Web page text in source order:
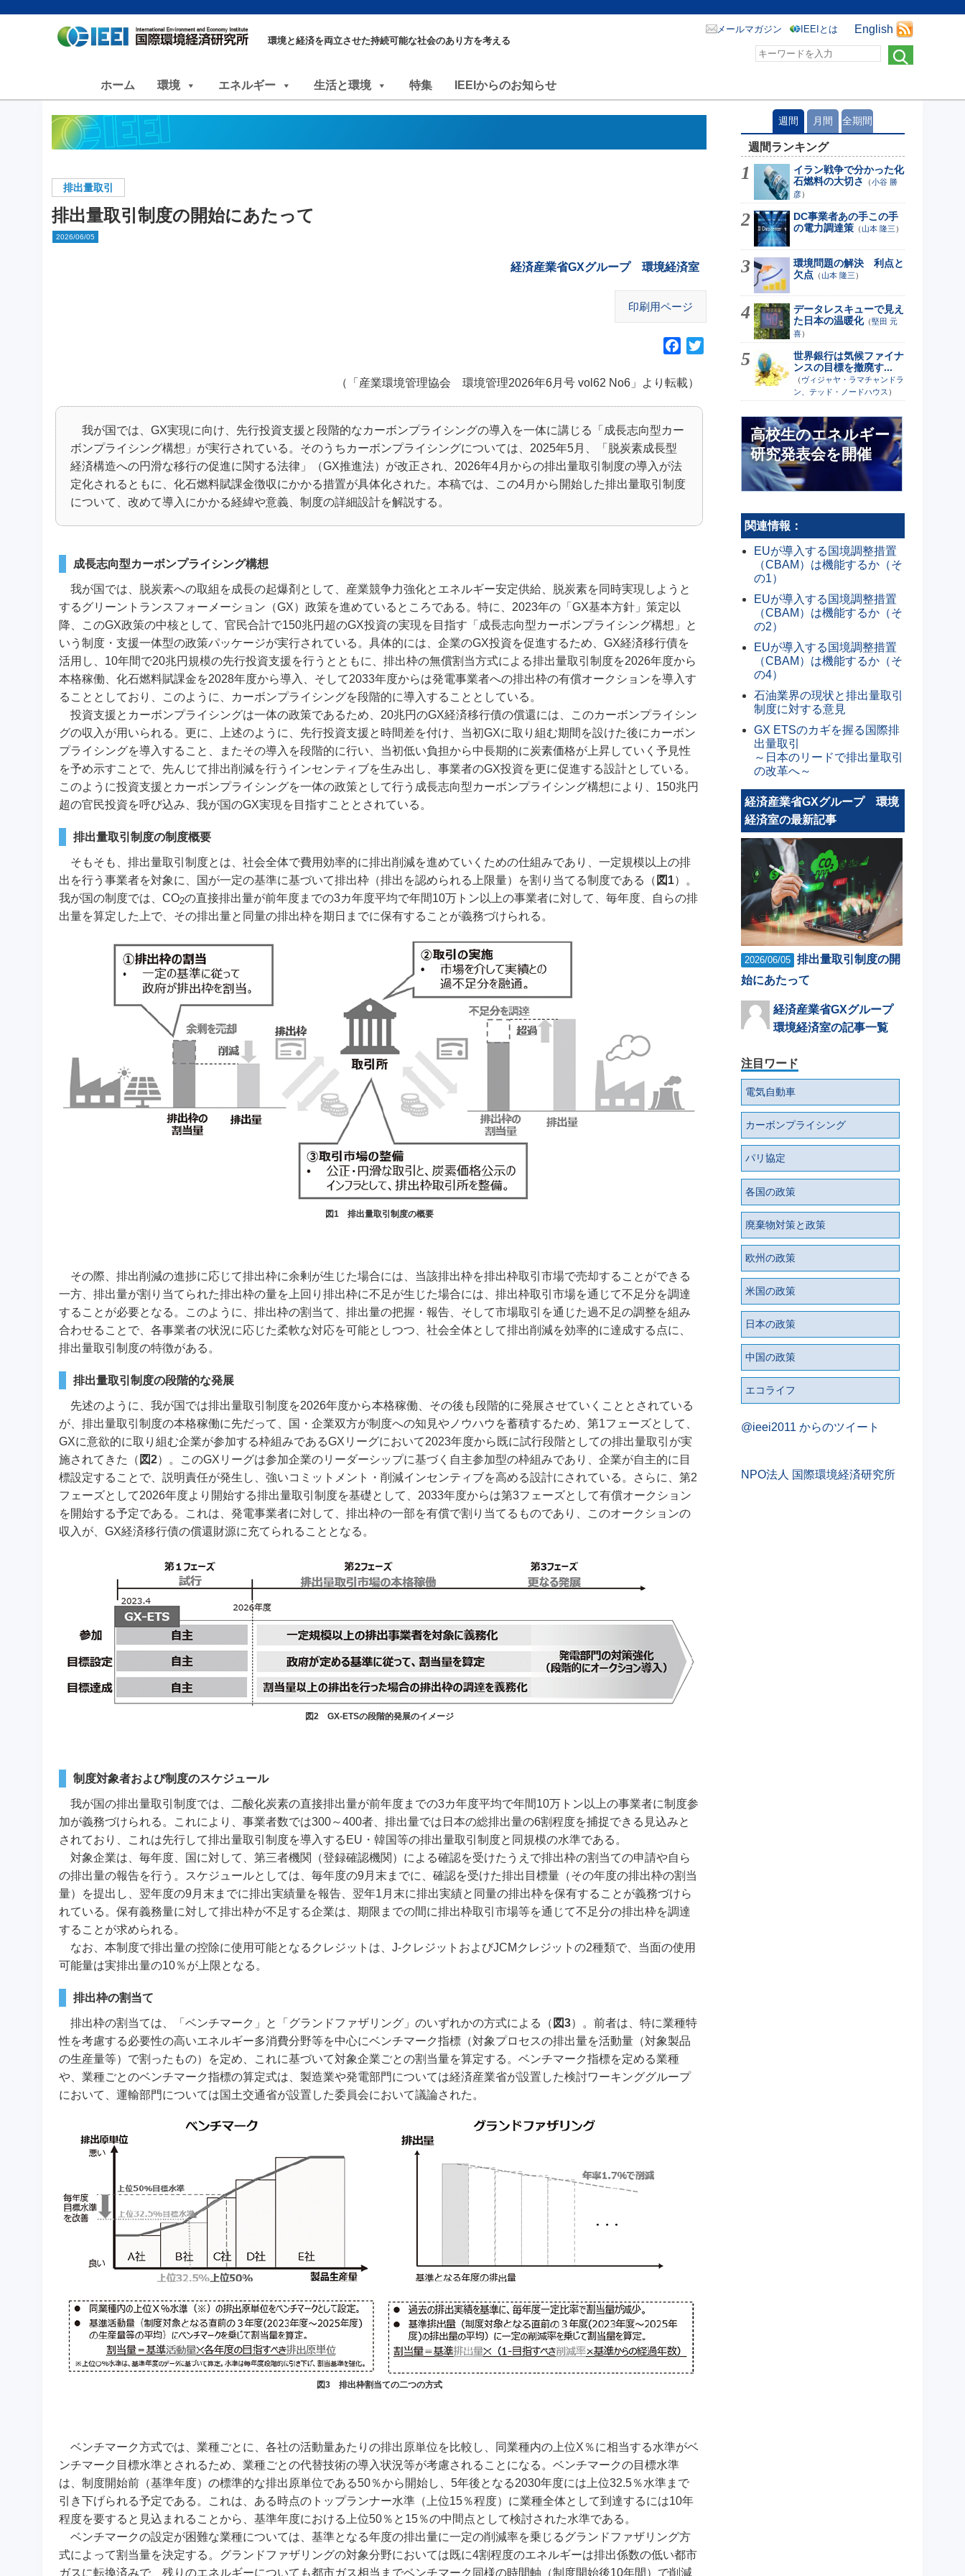
環境と経済を両立させた持続可能な社会のあり方を考える
English
メールマガジン IEEIとは
ホーム 環境 エネルギー 生活と環境 特集 IEEIからのお知らせ
排出量取引
排出量取引制度の開始にあたって
2026/06/05
経済産業省GXグループ 環境経済室
印刷用ページ
c
o
k
（「産業環境管理協会 環境管理2026年6月号 vol62 No6」より転載）
我が国では、GX実現に向け、先行投資支援と段階的なカーボンプライシングの導入を一体に講じる「成長志向型カー
ボンプライシング構想」が実行されている。そのうちカーボンプライシングについては、2025年5月、「脱炭素成長型
経済構造への円滑な移行の促進に関する法律」（GX推進法）が改正され、2026年4月からの排出量取引制度の導入が法
定化されるともに、化石燃料賦課金徴収にかかる措置が具体化された。本稿では、この4月から開始した排出量取引制度
について、改めて導入にかかる経緯や意義、制度の詳細設計を解説する。
成長志向型カーボンプライシング構想
我が国では、脱炭素への取組を成長の起爆剤として、産業競争力強化とエネルギー安定供給、脱炭素を同時実現しようと
するグリーントランスフォーメーション（GX）政策を進めているところである。特に、2023年の「GX基本方針」策定以
降、このGX政策の中核として、官民合計で150兆円超のGX投資の実現を目指す「成長志向型カーボンプライシング構想」と
いう制度・支援一体型の政策パッケージが実行されている。具体的には、企業のGX投資を促進するため、GX経済移行債を
活用し、10年間で20兆円規模の先行投資支援を行うとともに、排出枠の無償割当方式による排出量取引制度を2026年度から
本格稼働、化石燃料賦課金を2028年度から導入、そして2033年度からは発電事業者への排出枠の有償オークションを導入す
ることとしており、このように、カーボンプライシングを段階的に導入することとしている。
投資支援とカーボンプライシングは一体の政策であるため、20兆円のGX経済移行債の償還には、このカーボンプライシン
グの収入が用いられる。更に、上述のように、先行投資支援と時間差を付け、当初GXに取り組む期間を設けた後にカーボン
プライシングを導入すること、またその導入を段階的に行い、当初低い負担から中長期的に炭素価格が上昇していく予見性
を予め示すことで、先んじて排出削減を行うインセンティブを生み出し、事業者のGX投資を更に促進する設計としている。
このように投資支援とカーボンプライシングを一体の政策として行う成長志向型カーボンプライシング構想により、150兆円
超の官民投資を呼び込み、我が国のGX実現を目指すこととされている。
排出量取引制度の制度概要
そもそも、排出量取引制度とは、社会全体で費用効率的に排出削減を進めていくための仕組みであり、一定規模以上の排
出を行う事業者を対象に、国が一定の基準に基づいて排出枠（排出を認められる上限量）を割り当てる制度である（ 図1）。
我が国の制度では、CO2の直接排出量が前年度までの3カ年度平均で年間10万トン以上の事業者に対して、毎年度、自らの排
出量を算定した上で、その排出量と同量の排出枠を期日までに保有することが義務づけられる。
図1 排出量取引制度の概要
その際、排出削減の進捗に応じて排出枠に余剰が生じた場合には、当該排出枠を排出枠取引市場で売却することができる
一方、排出量が割り当てられた排出枠の量を上回り排出枠に不足が生じた場合には、排出枠取引市場を通じて不足分を調達
することが必要となる。このように、排出枠の割当て、排出量の把握・報告、そして市場取引を通じた過不足の調整を組み
合わせることで、各事業者の状況に応じた柔軟な対応を可能としつつ、社会全体として排出削減を効率的に達成する点に、
排出量取引制度の特徴がある。
排出量取引制度の段階的な発展
先述のように、我が国では排出量取引制度を2026年度から本格稼働、その後も段階的に発展させていくこととされている
が、排出量取引制度の本格稼働に先だって、国・企業双方が制度への知見やノウハウを蓄積するため、第1フェーズとして、
GXに意欲的に取り組む企業が参加する枠組みであるGXリーグにおいて2023年度から既に試行段階としての排出量取引が実
施されてきた（ 図2）。このGXリーグは参加企業のリーダーシップに基づく自主参加型の枠組みであり、企業が自主的に目
標設定することで、説明責任が発生し、強いコミットメント・削減インセンティブを高める設計にされている。さらに、第2
フェーズとして2026年度より開始する排出量取引制度を基礎として、2033年度からは第3フェーズとして有償オークション
を開始する予定である。これは、発電事業者に対して、排出枠の一部を有償で割り当てるものであり、このオークションの
収入が、GX経済移行債の償還財源に充てられることとなる。
図2 GX-ETSの段階的発展のイメージ
制度対象者および制度のスケジュール
我が国の排出量取引制度では、二酸化炭素の直接排出量が前年度までの3カ年度平均で年間10万トン以上の事業者に制度参
加が義務づけられる。これにより、事業者数では300～400者、排出量では日本の総排出量の6割程度を捕捉できる見込みと
されており、これは先行して排出量取引制度を導入するEU・韓国等の排出量取引制度と同規模の水準である。
対象企業は、毎年度、国に対して、第三者機関（登録確認機関）による確認を受けたうえで排出枠の割当ての申請や自ら
の排出量の報告を行う。スケジュールとしては、毎年度の9月末までに、確認を受けた排出目標量（その年度の排出枠の割当
量）を提出し、翌年度の9月末までに排出実績量を報告、翌年1月末に排出実績と同量の排出枠を保有することが義務づけら
れている。保有義務量に対して排出枠が不足する企業は、期限までの間に排出枠取引市場等を通じて不足分の排出枠を調達
することが求められる。
なお、本制度で排出量の控除に使用可能となるクレジットは、J-クレジットおよびJCMクレジットの2種類で、当面の使用
可能量は実排出量の10％が上限となる。
排出枠の割当て
排出枠の割当ては、「ベンチマーク」と「グランドファザリング」のいずれかの方式による（ 図3）。前者は、特に業種特
性を考慮する必要性の高いエネルギー多消費分野等を中心にベンチマーク指標（対象プロセスの排出量を活動量（対象製品
の生産量等）で割ったもの）を定め、これに基づいて対象企業ごとの割当量を算定する。ベンチマーク指標を定める業種
や、業種ごとのベンチマーク指標の算定式は、製造業や発電部門については経済産業省が設置した検討ワーキンググループ
において、運輸部門については国土交通省が設置した委員会において議論された。
図3 排出枠割当ての二つの方式
ベンチマーク方式では、業種ごとに、各社の活動量あたりの排出原単位を比較し、同業種内の上位X％に相当する水準がベ
ンチマーク目標水準とされるため、業種ごとの代替技術の導入状況等が考慮されることになる。ベンチマークの目標水準
は、制度開始前（基準年度）の標準的な排出原単位である50％から開始し、5年後となる2030年度には上位32.5％水準まで
引き下げられる予定である。これは、ある時点のトップランナー水準（上位15％程度）に業種全体として到達するには10年
程度を要すると見込まれることから、基準年度における上位50％と15％の中間点として検討された水準である。
ベンチマークの設定が困難な業種については、基準となる年度の排出量に一定の削減率を乗じるグランドファザリング方
式によって割当量を決定する。グランドファザリングの対象分野においては既に4割程度のエネルギーは排出係数の低い都市
ガスに転換済みで、残りのエネルギーについても都市ガス相当までベンチマーク同様の時間軸（制度開始後10年間）で削減
週間 月間 全期間
週間ランキング
イラン戦争で分かった化
石燃料の大切さ
（小谷 勝
彦）
DC事業者あの手この手
の電力調達策 （山本 隆三 ）
環境問題の解決 利点と
欠点 （山本 隆三 ）
データレスキューで見え
た日本の温暖化（堅田 元
喜）
世界銀行は気候ファイナ
ンスの目標を撤廃す...
（ ヴィジャヤ・ラマチャンドラ
ン、テッド・ノードハウス ）
高校生のエネルギー
研究発表会を開催
関連情報：
EUが導入する国境調整措置
（CBAM）は機能するか（そ
の1）
EUが導入する国境調整措置
（CBAM）は機能するか（そ
の2）
EUが導入する国境調整措置
（CBAM）は機能するか（そ
の4）
石油業界の現状と排出量取引
制度に対する意見
GX ETSのカギを握る国際排
出量取引
～日本のリードで排出量取引
の改革へ～
経済産業省GXグループ 環境
経済室の最新記事
2026/06/05 排出量取引制度の開
始にあたって
経済産業省GXグループ
環境経済室の記事一覧
注目ワード
電気自動車
カーボンプライシング
パリ協定
各国の政策
廃棄物対策と政策
欧州の政策
米国の政策
日本の政策
中国の政策
エコライフ
@ieei2011 からのツイート
NPO法人 国際環境経済研究所